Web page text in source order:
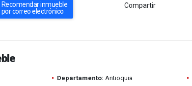
Recomendar inmueble
por correo electrónico
Compartir
Departamento: Antioquia